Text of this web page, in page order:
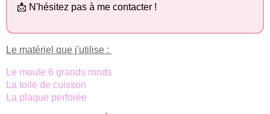
📩 N'hésitez pas à me contacter !
Le matériel que j'utilise :
Le moule 6 grands ronds
La toile de cuisson
La plaque perforée